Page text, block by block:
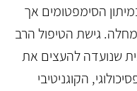
הסימפטומים אך
גישת הטיפול הרב
שנועדה להעצים את
הקוגניטיבי